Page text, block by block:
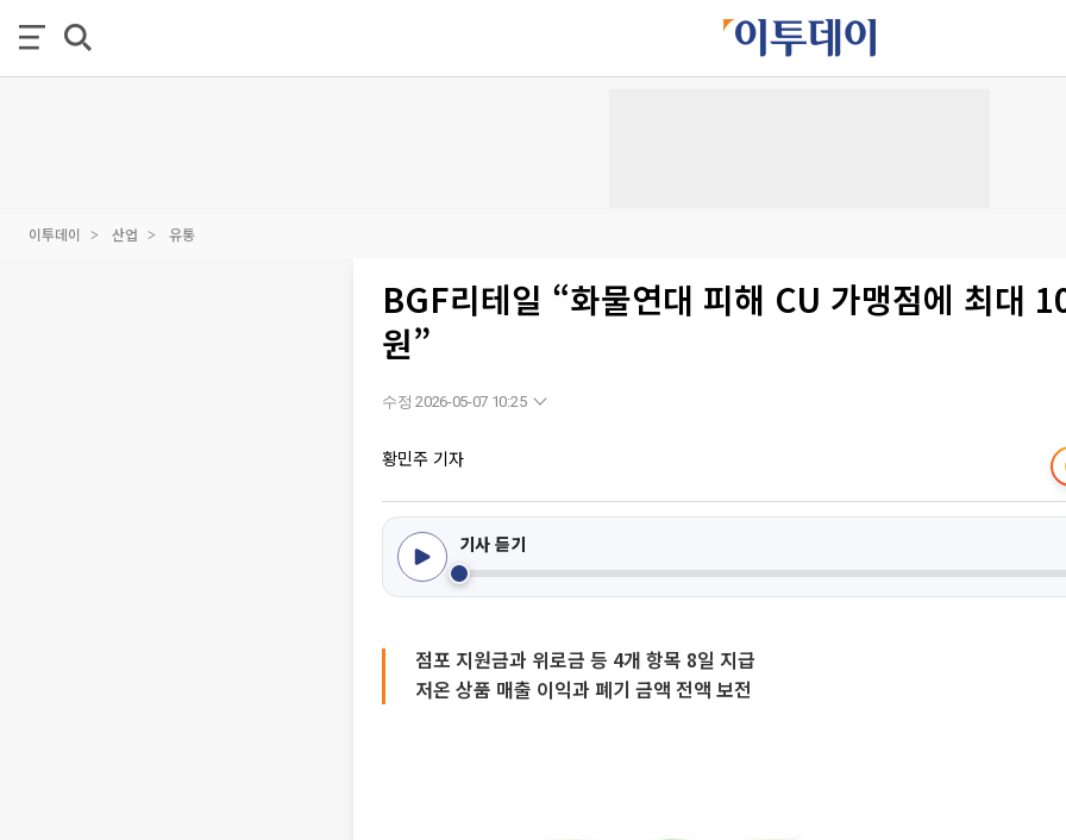
이투데이 산업 유통
BGF리테일 “화물연대 피해 CU 가맹점에 최대
원”
수정 2026-05-07 10:25
황민주 기자
기사 듣기
점포 지원금과 위로금 등 4개 항목 8일 지급
저온 상품 매출 이익과 폐기 금액 전액 보전